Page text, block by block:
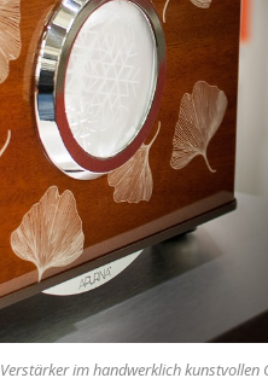
im handwerklich kunstvollen